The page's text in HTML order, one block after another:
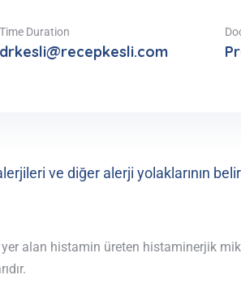
Time Duration
drkesli@recepkesli.com
ve diğer alerji yolaklarının
alan histamin üreten histaminerjik